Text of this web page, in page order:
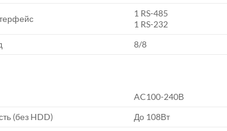
1 RS-485
1 RS-232
8/8
AC100-240В
(без HDD)
До 108Вт